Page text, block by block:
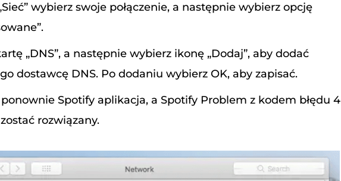
wybierz swoje połączenie, a następnie wybierz opcję
„DNS”, a następnie wybierz ikonę „Dodaj”, aby dodać
dostawcę DNS. Po dodaniu wybierz OK, aby zapisać.
Spotify aplikacja, a Spotify Problem z kodem błędu 4
rozwiązany.